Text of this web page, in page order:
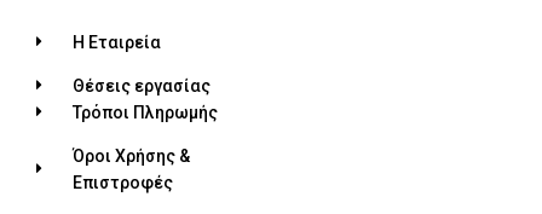
Η Εταιρεία
Θέσεις εργασίας
Τρόποι Πληρωμής
Όροι Χρήσης &
Επιστροφές